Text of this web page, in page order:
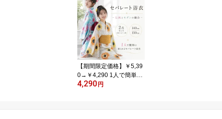
子供 子供 浴衣 浴衣 子供
女の子 キッズ浴衣 簡単
着付け 浴衣 着付け簡単
浴衣 セット 帯付き浴衣
二部式浴衣 浴衣 110 浴
衣 120 浴衣 130 花火大
会 夏祭り かわいい
【期間限定価格】￥5,39
0→￥4,290 1人で簡単着
付け 子供 セパレート浴
4,290円